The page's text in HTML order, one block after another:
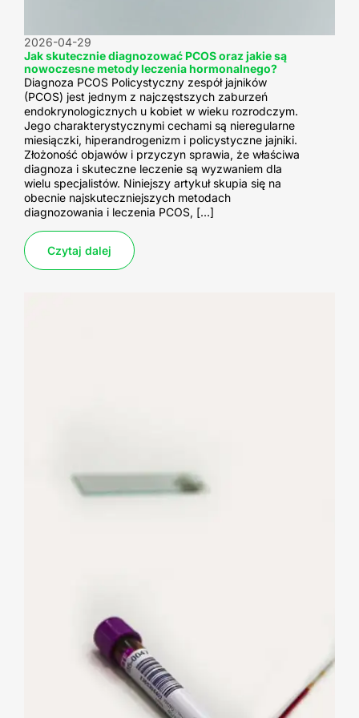
Jak skutecznie diagnozować PCOS oraz jakie są
nowoczesne metody leczenia hormonalnego?
2026-04-29
Diagnoza PCOS Policystyczny zespół jajników
(PCOS) jest jednym z najczęstszych zaburzeń
endokrynologicznych u kobiet w wieku rozrodczym.
Jego charakterystycznymi cechami są nieregularne
miesiączki, hiperandrogenizm i policystyczne jajniki.
Złożoność objawów i przyczyn sprawia, że właściwa
diagnoza i skuteczne leczenie są wyzwaniem dla
wielu specjalistów. Niniejszy artykuł skupia się na
obecnie najskuteczniejszych metodach
diagnozowania i leczenia PCOS, […]
Czytaj dalej